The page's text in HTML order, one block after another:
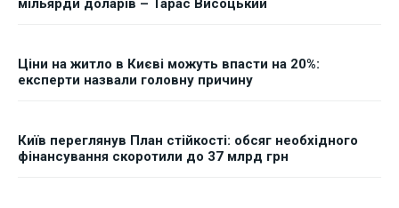
мільярди доларів – Тарас Висоцький
Ціни на житло в Києві можуть впасти на 20%:
експерти назвали головну причину
Київ переглянув План стійкості: обсяг необхідного
фінансування скоротили до 37 млрд грн